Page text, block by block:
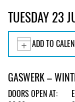
TUESDAY 23
ADD TO
GASWERK –
DOORS OPEN AT: